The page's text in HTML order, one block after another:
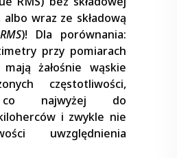
albo wraz ze składową
)! Dla porównania:
przy pomiarach
żałośnie wąskie
częstotliwości,
co najwyżej do
i zwykle nie
uwzględnienia